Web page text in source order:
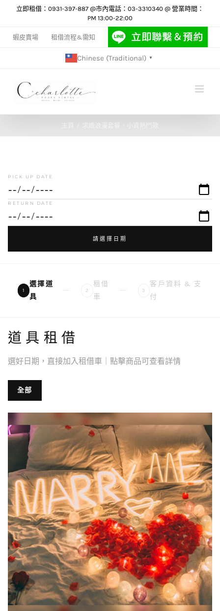
content
立即租借：0931-397-887 @市內電話：03-3310340 @ 營業時間：
PM 13:00-22:00
蝦皮賣場 租借流程&需知
Chinese (Traditional) ▼
求婚浪漫套餐，小資熱門款
PICK UP DATE
RETURN DATE
請選擇日期
1
選擇道
具
2
租借
車
3
客戶資料 & 支
付
道具租借
選好日期，直接加入租借車｜點擊商品可查看詳情
全部